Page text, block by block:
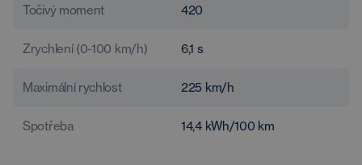
Točivý moment 420
Zrychlení (0-100 km/h) 6,1 s
Maximální rychlost 225 km/h
Spotřeba 14,4 kWh/100 km